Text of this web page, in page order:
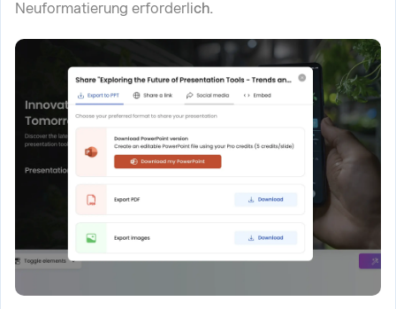
Neuformatierung erforderlich.